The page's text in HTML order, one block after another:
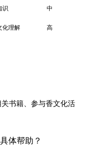
识 中
化理解 高
书籍、参与香文化活
体帮助？